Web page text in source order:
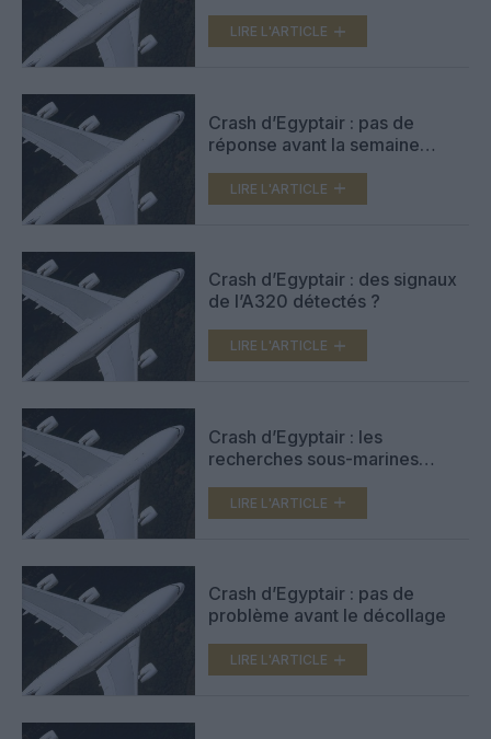
LIRE L'ARTICLE
Crash d’Egyptair : pas de
réponse avant la semaine
LIRE L'ARTICLE
Crash d’Egyptair : des signaux
de l’A320 détectés ?
LIRE L'ARTICLE
Crash d’Egyptair : les
recherches sous-marines
LIRE L'ARTICLE
Crash d’Egyptair : pas de
problème avant le décollage
LIRE L'ARTICLE